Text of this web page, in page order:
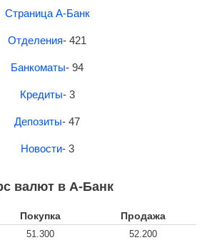
Страница А-Банк
Отделения- 421
Банкоматы- 94
Кредиты- 3
Депозиты- 47
Новости- 3
валют в А-Банк
Покупка Продажа
51.300
52.200